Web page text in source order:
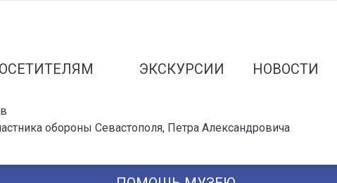
ЭКСКУРСИИ НОВОСТИ
обороны Севастополя, Петра Александровича